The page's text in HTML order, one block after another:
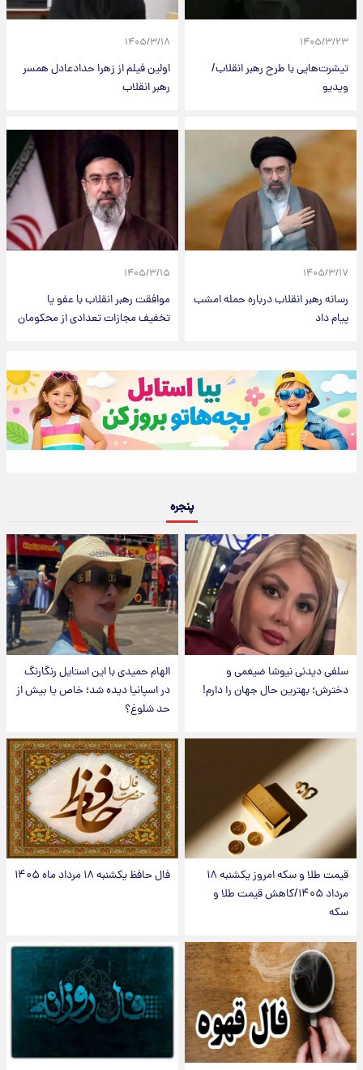
۱۴۰۵/۳/۲۳
تیشرت‌هایی با طرح رهبر انقلاب/
ویدیو
۱۴۰۵/۳/۱۸
اولین فیلم از زهرا حدادعادل همسر
رهبر انقلاب
۱۴۰۵/۳/۱۷
رسانه رهبر انقلاب درباره حمله امشب
پیام داد
۱۴۰۵/۳/۱۵
موافقت رهبر انقلاب با عفو یا
تخفیف مجازات تعدادی از محکومان
پنجره
سلفی دیدنی نیوشا ضیغمی و
دخترش؛ بهترین حال جهان را دارم!
الهام حمیدی با این استایل رنگارنگ
در اسپانیا دیده شد؛ خاص یا بیش از
حد شلوغ؟
قیمت طلا و سکه امروز یکشنبه ۱۸
مرداد ۱۴۰۵/کاهش قیمت طلا و
سکه
فال حافظ یکشنبه ۱۸ مرداد ماه ۱۴۰۵